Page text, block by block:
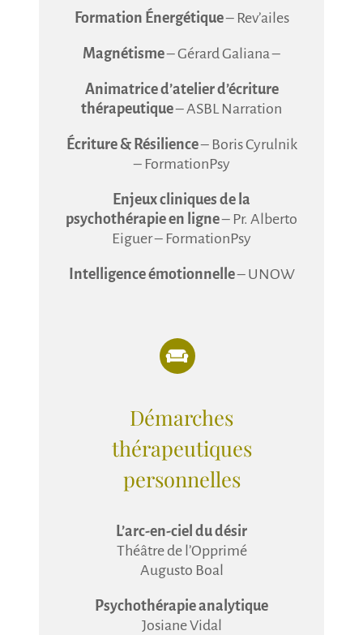
Formation Énergétique– Rev’ailes
Magnétisme– Gérard Galiana –
Animatrice d’atelier d’écriture
thérapeutique– ASBL Narration
Écriture & Résilience– Boris Cyrulnik
– FormationPsy
Enjeux cliniques de la
psychothérapie en ligne– Pr. Alberto
Eiguer – FormationPsy
Intelligence émotionnelle– UNOW
Démarches
thérapeutiques
personnelles
L’arc-en-ciel du désir
Théâtre de l’Opprimé
Augusto Boal
Psychothérapie analytique
Josiane Vidal